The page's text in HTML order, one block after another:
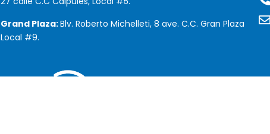
Grand Plaza:Blv. Roberto Michelleti, 8 ave. C.C. Gran Plaza
Local #9.